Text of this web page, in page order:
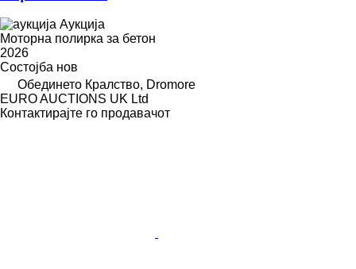
Аукција
Моторна полирка за бетон
2026
Состојба нов
Обединето Кралство, Dromore
EURO AUCTIONS UK Ltd
Контактирајте го продавачот